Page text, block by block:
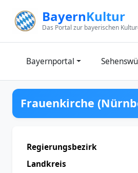
BayernKultur
Das Portal zur bayerischen
Bayernportal
Frauenkirche
Regierungsbezirk
Landkreis